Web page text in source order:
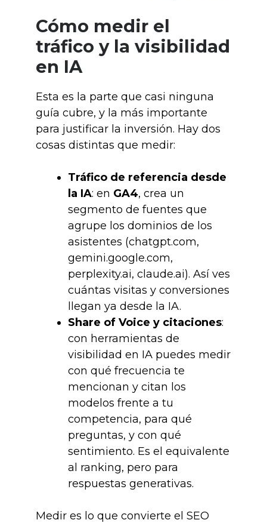
Cómo medir el
tráfico y la visibilidad
en IA
Esta es la parte que casi ninguna
guía cubre, y la más importante
para justificar la inversión. Hay dos
cosas distintas que medir:
Tráfico de referencia desde
la IA: en GA4, crea un
segmento de fuentes que
agrupe los dominios de los
asistentes (chatgpt.com,
gemini.google.com,
perplexity.ai, claude.ai). Así ves
cuántas visitas y conversiones
llegan ya desde la IA.
Share of Voice y citaciones:
con herramientas de
visibilidad en IA puedes medir
con qué frecuencia te
mencionan y citan los
modelos frente a tu
competencia, para qué
preguntas, y con qué
sentimiento. Es el equivalente
al ranking, pero para
respuestas generativas.
Medir es lo que convierte el SEO